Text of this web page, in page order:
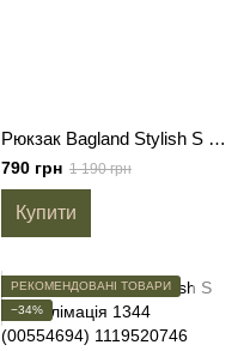
Рюкзак Bagland Stylish S 8л сублімація 1342 (00554694)
790 грн 1 190 грн
Купити
РЕКОМЕНДОВАНІ ТОВАРИ
−34%